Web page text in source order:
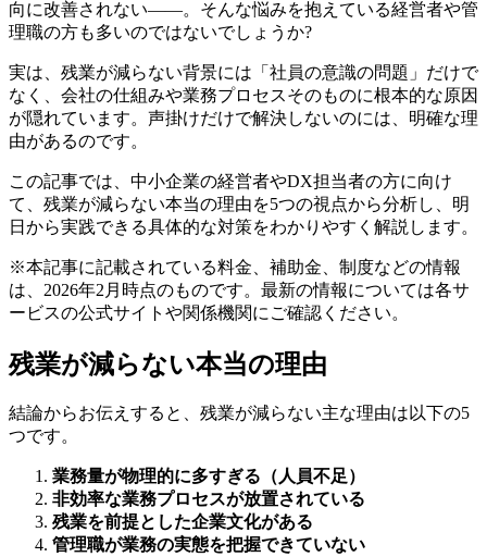
向に改善されない――。そんな悩みを抱えている経営者や管
理職の方も多いのではないでしょうか?
実は、残業が減らない背景には「社員の意識の問題」だけで
なく、会社の仕組みや業務プロセスそのものに根本的な原因
が隠れています。声掛けだけで解決しないのには、明確な理
由があるのです。
この記事では、中小企業の経営者やDX担当者の方に向け
て、残業が減らない本当の理由を5つの視点から分析し、明
日から実践できる具体的な対策をわかりやすく解説します。
※本記事に記載されている料金、補助金、制度などの情報
は、2026年2月時点のものです。最新の情報については各サ
ービスの公式サイトや関係機関にご確認ください。
残業が減らない本当の理由
結論からお伝えすると、残業が減らない主な理由は以下の5
つです。
業務量が物理的に多すぎる（人員不足）
非効率な業務プロセスが放置されている
残業を前提とした企業文化がある
管理職が業務の実態を把握できていない